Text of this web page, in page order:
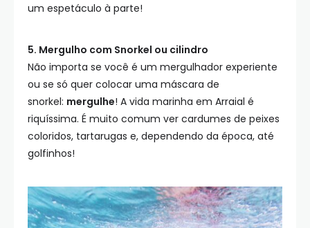
um espetáculo à parte!
5. Mergulho com Snorkel ou cilindro
Não importa se você é um mergulhador experiente
ou se só quer colocar uma máscara de
snorkel: mergulhe! A vida marinha em Arraial é
riquíssima. É muito comum ver cardumes de peixes
coloridos, tartarugas e, dependendo da época, até
golfinhos!